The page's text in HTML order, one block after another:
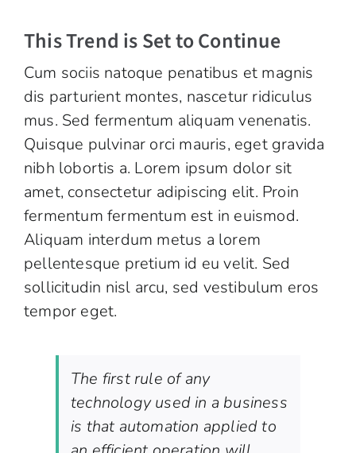
This Trend is Set to Continue
Cum sociis natoque penatibus et magnis
dis parturient montes, nascetur ridiculus
mus. Sed fermentum aliquam venenatis.
Quisque pulvinar orci mauris, eget gravida
nibh lobortis a. Lorem ipsum dolor sit
amet, consectetur adipiscing elit. Proin
fermentum fermentum est in euismod.
Aliquam interdum metus a lorem
pellentesque pretium id eu velit. Sed
sollicitudin nisl arcu, sed vestibulum eros
tempor eget.
The first rule of any
technology used in a business
is that automation applied to